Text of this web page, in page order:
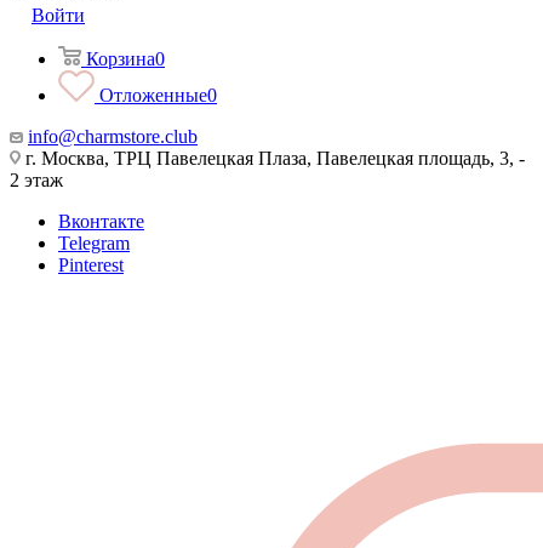
Войти
Корзина0
Отложенные0
info@charmstore.club
г. Москва, ТРЦ Павелецкая Плаза, Павелецкая площадь, 3, -
2 этаж
Вконтакте
Telegram
Pinterest